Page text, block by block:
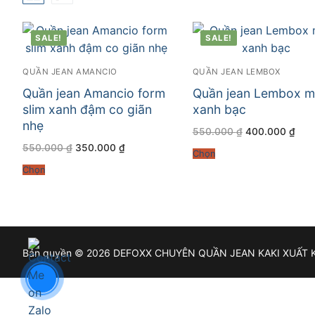
SALE!
QUẦN JEAN AMANCIO
Quần jean Amancio form
slim xanh đậm co giãn
nhẹ
550.000₫ Giá
350.000 ₫Giá
Chọn
SALE!
QUẦN JEAN LEMBOX
Quần jean Lembox
xanh bạc
550.000₫ Giá
400.000 ₫Giá
hiện
Chọn
Bản quyền © 2026 DEFOXX CHUYÊN QUẦN JEAN KAKI XUẤT